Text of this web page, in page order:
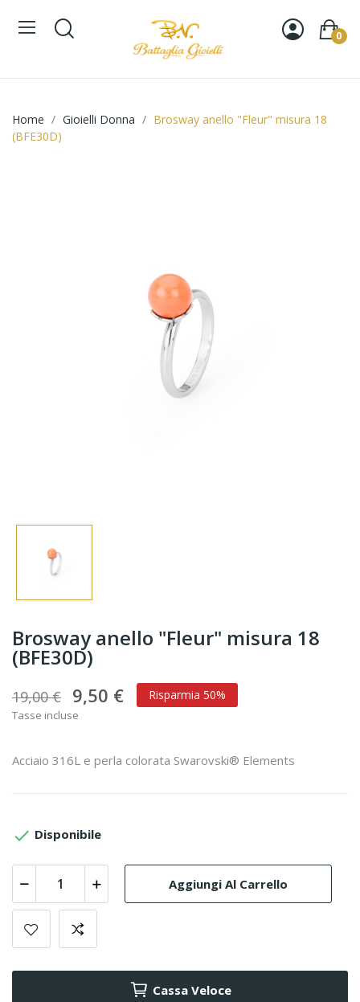
0
Home Gioielli Donna
Brosway anello "Fleur" misura 18
(BFE30D)
Brosway anello "Fleur" misura 18
(BFE30D)
19,00 € 9,50 € Risparmia 50%
Tasse incluse
Acciaio 316L e perla colorata Swarovski® Elements
 Disponibile
Aggiungi Al Carrello
Cassa Veloce